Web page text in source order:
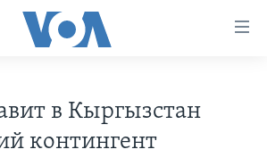
в Кыргызстан
контингент